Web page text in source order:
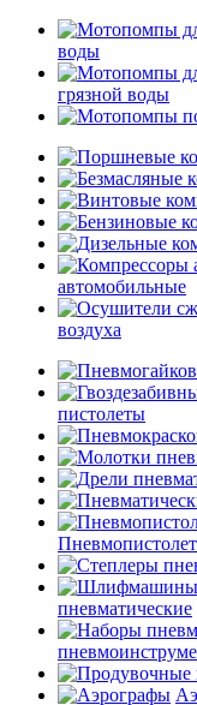
воды
грязной воды
автомобильные
воздуха
пистолеты
пневматические